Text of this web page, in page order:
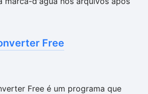
Free
Free é um programa que